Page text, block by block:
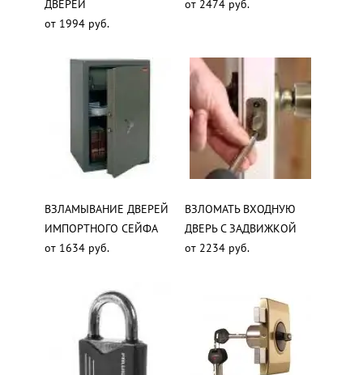
ДВЕРЕЙ
от 1994 руб.
от 2474 руб.
ВЗЛАМЫВАНИЕ ДВЕРЕЙ
ИМПОРТНОГО СЕЙФА
от 1634 руб.
ВЗЛОМАТЬ ВХОДНУЮ
ДВЕРЬ С ЗАДВИЖКОЙ
от 2234 руб.